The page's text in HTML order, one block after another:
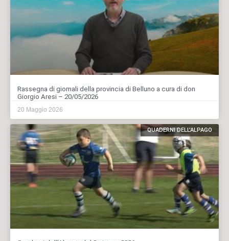
Rassegna di giornali della provincia di Belluno a cura di don
Giorgio Aresi – 20/05/2026
20 Maggio 2026
QUADERNI DELL'ALPAGO